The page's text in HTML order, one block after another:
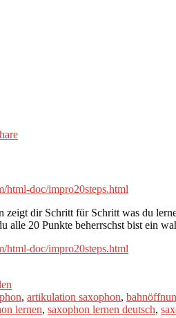
html-doc/impro20steps.html
zeigt dir Schritt für Schritt was du
alle 20 Punkte beherrschst bist ein
html-doc/impro20steps.html
, artikulation saxophon,
lernen, saxophon lernen deutsch,